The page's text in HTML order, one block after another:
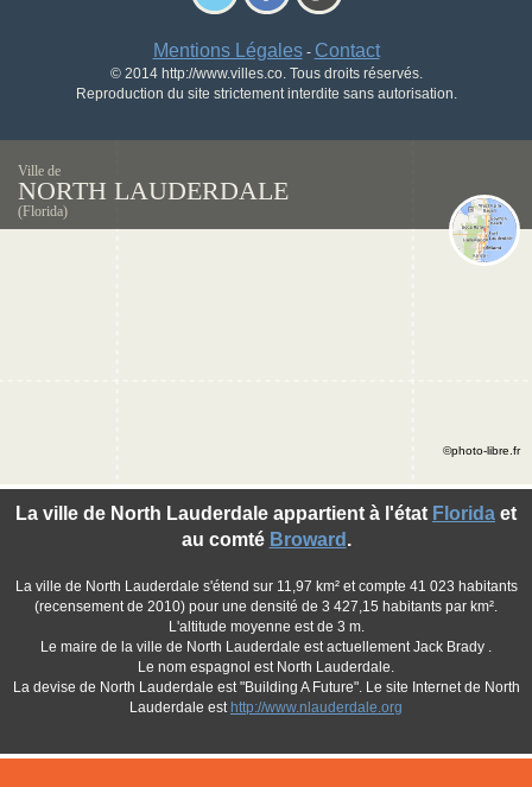
Mentions Légales- Contact
© 2014 http://www.villes.co. Tous droits réservés.
Reproduction du site strictement interdite sans autorisation.
Ville de
NORTH LAUDERDALE
(Florida)
La ville de North Lauderdale appartient à l'état Florida et
au comté Broward .
La ville de North Lauderdale s'étend sur 11,97 km² et compte 41 023 habitants
(recensement de 2010) pour une densité de 3 427,15 habitants par km².
L'altitude moyenne est de 3 m.
Le maire de la ville de North Lauderdale est actuellement Jack Brady .
Le nom espagnol est North Lauderdale.
La devise de North Lauderdale est "Building A Future". Le site Internet de North
Lauderdale est http://www.nlauderdale.org
©photo-libre.fr